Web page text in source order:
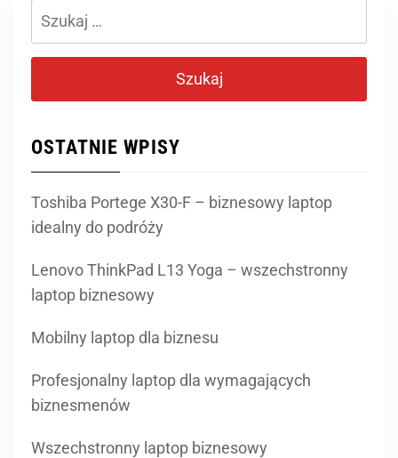
Szukaj:
OSTATNIE WPISY
Toshiba Portege X30-F – biznesowy laptop
idealny do podróży
Lenovo ThinkPad L13 Yoga – wszechstronny
laptop biznesowy
Mobilny laptop dla biznesu
Profesjonalny laptop dla wymagających
biznesmenów
Wszechstronny laptop biznesowy